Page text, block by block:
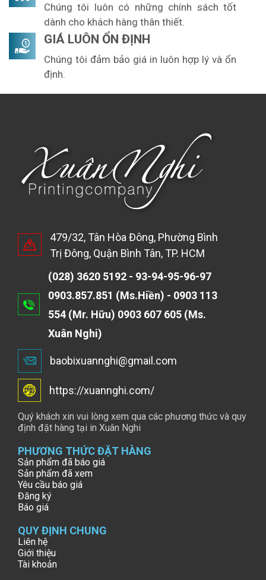
Chúng tôi luôn có những chính sách tốt
dành cho khách hàng thân thiết.
GIÁ LUÔN ỔN ĐỊNH
Chúng tôi đảm bảo giá in luôn hợp lý và ổn
định.
479/32, Tân Hòa Đông, Phường Bình
Trị Đông, Quận Bình Tân, TP. HCM
(028) 3620 5192 - 93-94-95-96-97
0903.857.851 (Ms.Hiền) - 0903 113
554 (Mr. Hữu) 0903 607 605 (Ms.
Xuân Nghi)
baobixuannghi@gmail.com
https://xuannghi.com/
Quý khách xin vui lòng xem qua các phương thức và quy
định đặt hàng tại in Xuân Nghi
PHƯƠNG THỨC ĐẶT HÀNG
Sản phẩm đã báo giá
Sản phẩm đã xem
Yêu cầu báo giá
Đăng ký
Báo giá
QUY ĐỊNH CHUNG
Liên hệ
Giới thiệu
Tài khoản